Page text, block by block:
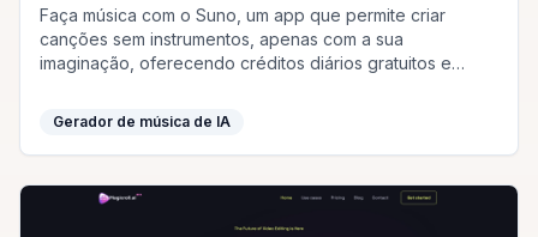
Faça música com o Suno, um app que permite criar
canções sem instrumentos, apenas com a sua
imaginação, oferecendo créditos diários gratuitos e
Gerador de música de IA